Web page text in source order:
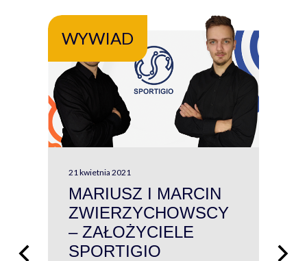
WYWIAD
21 kwietnia 2021
MARIUSZ I MARCIN
ZWIERZYCHOWSCY
– ZAŁOŻYCIELE
SPORTIGIO